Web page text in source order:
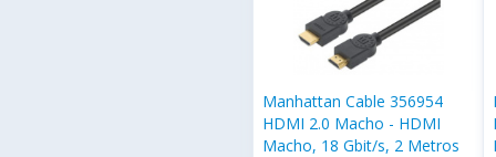
Manhattan Cable 356954
HDMI 2.0 Macho - HDMI
Macho, 18 Gbit/s, 2 Metros